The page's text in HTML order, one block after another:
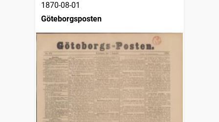
1870-08-01
Göteborgsposten